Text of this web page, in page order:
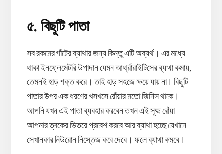
৫. বিছুটি পাতা
সব রকমের গাঁটের ব্যাথার জন্য কিন্তু এটি অব্যর্থ। এর মধ্যে
থাকা ইনফ্লেমেটরি উপাদান যেমন আর্থ্রারাইটিসের ব্যাথা কমায়,
তেমনই হাড় শক্ত করে। তাই হাড় সহজে ক্ষয়ে যায় না। বিছুটি
পাতার উপর এক ধরণের খসখসে রোঁয়ার মতো জিনিস থাকে।
আপনি যখন এই পাতা ব্যবহার করবেন তখন এই সূক্ষ্ম রোঁয়া
আপনার ত্বকের ভিতরে প্রবেশ করবে আর ব্যাথা হচ্ছে যেখানে
সেখানকার নিউরোন নিস্তেজ করে দেবে। ফলে ব্যাথা কমবে।